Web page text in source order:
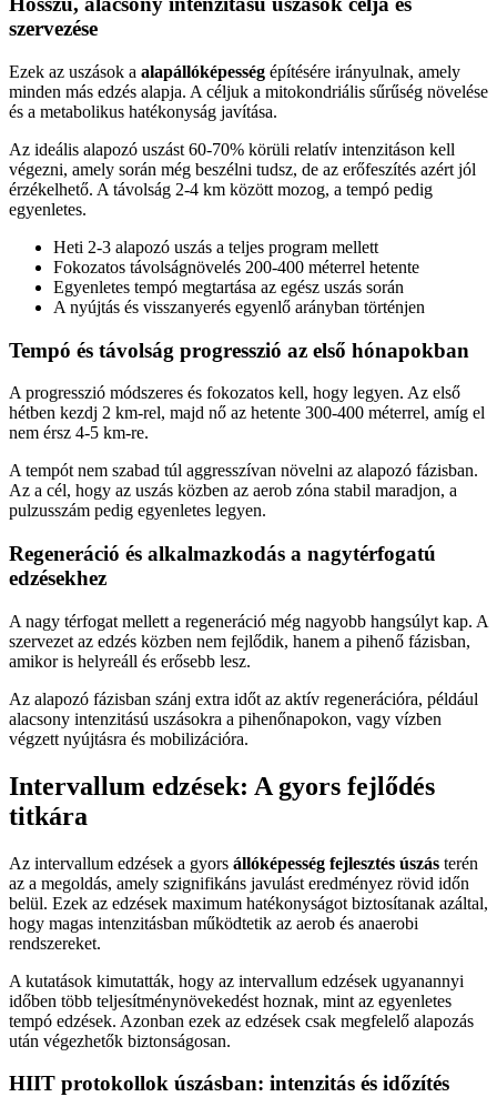
szervezése
Ezek az uszások a alapállóképesség építésére irányulnak, amely
minden más edzés alapja. A céljuk a mitokondriális sűrűség növelése
és a metabolikus hatékonyság javítása.
Az ideális alapozó uszást 60-70% körüli relatív intenzitáson kell
végezni, amely során még beszélni tudsz, de az erőfeszítés azért jól
érzékelhető. A távolság 2-4 km között mozog, a tempó pedig
egyenletes.
Heti 2-3 alapozó uszás a teljes program mellett
Fokozatos távolságnövelés 200-400 méterrel hetente
Egyenletes tempó megtartása az egész uszás során
A nyújtás és visszanyerés egyenlő arányban történjen
Tempó és távolság progresszió az első hónapokban
A progresszió módszeres és fokozatos kell, hogy legyen. Az első
hétben kezdj 2 km-rel, majd nő az hetente 300-400 méterrel, amíg el
nem érsz 4-5 km-re.
A tempót nem szabad túl aggresszívan növelni az alapozó fázisban.
Az a cél, hogy az uszás közben az aerob zóna stabil maradjon, a
pulzusszám pedig egyenletes legyen.
Regeneráció és alkalmazkodás a nagytérfogatú
edzésekhez
A nagy térfogat mellett a regeneráció még nagyobb hangsúlyt kap. A
szervezet az edzés közben nem fejlődik, hanem a pihenő fázisban,
amikor is helyreáll és erősebb lesz.
Az alapozó fázisban szánj extra időt az aktív regenerációra, például
alacsony intenzitású uszásokra a pihenőnapokon, vagy vízben
végzett nyújtásra és mobilizációra.
Intervallum edzések: A gyors fejlődés
titkára
Az intervallum edzések a gyors állóképesség fejlesztés úszás terén
az a megoldás, amely szignifikáns javulást eredményez rövid időn
belül. Ezek az edzések maximum hatékonyságot biztosítanak azáltal,
hogy magas intenzitásban működtetik az aerob és anaerobi
rendszereket.
A kutatások kimutatták, hogy az intervallum edzések ugyanannyi
időben több teljesítménynövekedést hoznak, mint az egyenletes
tempó edzések. Azonban ezek az edzések csak megfelelő alapozás
után végezhetők biztonságosan.
HIIT protokollok úszásban: intenzitás és időzítés